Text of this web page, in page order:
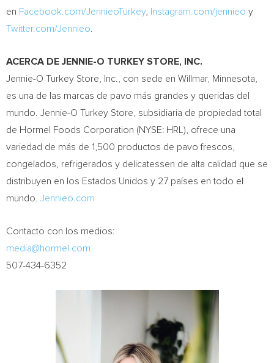
en Facebook.com/JennieoTurkey, Instagram.com/jennieo y
Twitter.com/Jennieo
ACERCA DE JENNIE-O TURKEY STORE, INC.
Jennie-O Turkey Store, Inc., con sede en Willmar, Minnesota
es una de las marcas de pavo más grandes y queridas del
mundo. Jennie-O Turkey Store, subsidiaria de propiedad total
de Hormel Foods Corporation (NYSE: HRL), ofrece una
variedad de más de 1,500 productos de pavo frescos,
congelados, refrigerados y delicatessen de alta calidad que se
distribuyen en los Estados Unidos y 27 países en todo el
mundo. Jennieo.com
Contacto con los medios:
media@hormel.com
507-434-6352